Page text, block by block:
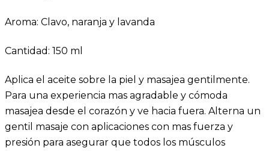
Aroma: Clavo, naranja y lavanda
Cantidad: 150 ml
Aplica el aceite sobre la piel y masajea gentilmente.
Para una experiencia mas agradable y cómoda
masajea desde el corazón y ve hacia fuera. Alterna un
gentil masaje con aplicaciones con mas fuerza y
presión para asegurar que todos los músculos